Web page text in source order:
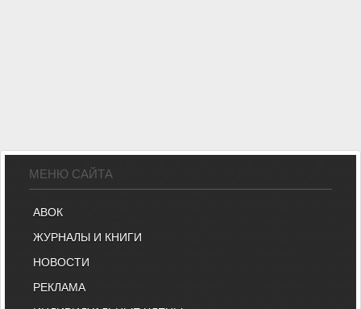
МЕНЮ САЙТА
АВОК
ЖУРНАЛЫ И КНИГИ
НОВОСТИ
РЕКЛАМА